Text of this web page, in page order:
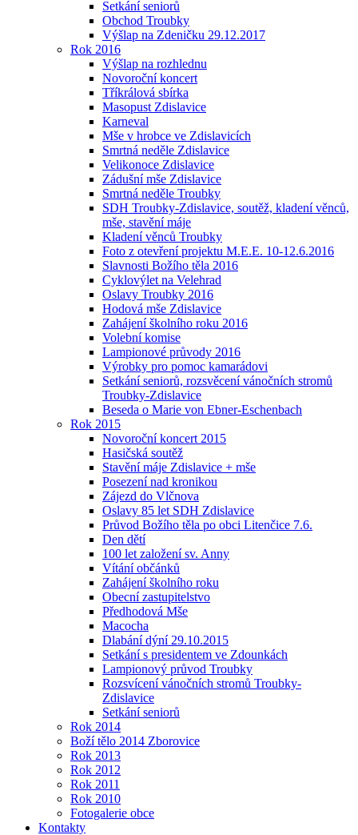
Setkání seniorů
Obchod Troubky
Výšlap na Zdeničku 29.12.2017
Rok 2016
Výšlap na rozhlednu
Novoroční koncert
Tříkrálová sbírka
Masopust Zdislavice
Karneval
Mše v hrobce ve Zdislavicích
Smrtná neděle Zdislavice
Velikonoce Zdislavice
Zádušní mše Zdislavice
Smrtná neděle Troubky
SDH Troubky-Zdislavice, soutěž, kladení věnců,
mše, stavění máje
Kladení věnců Troubky
Foto z otevření projektu M.E.E. 10-12.6.2016
Slavnosti Božího těla 2016
Cyklovýlet na Velehrad
Oslavy Troubky 2016
Hodová mše Zdislavice
Zahájení školního roku 2016
Volební komise
Lampionové průvody 2016
Výrobky pro pomoc kamarádovi
Setkání seniorů, rozsvěcení vánočních stromů
Troubky-Zdislavice
Beseda o Marie von Ebner-Eschenbach
Rok 2015
Novoroční koncert 2015
Hasičská soutěž
Stavění máje Zdislavice + mše
Posezení nad kronikou
Zájezd do Vlčnova
Oslavy 85 let SDH Zdislavice
Průvod Božího těla po obci Litenčice 7.6.
Den dětí
100 let založení sv. Anny
Vítání občánků
Zahájení školního roku
Obecní zastupitelstvo
Předhodová Mše
Macocha
Dlabání dýní 29.10.2015
Setkání s presidentem ve Zdounkách
Lampionový průvod Troubky
Rozsvícení vánočních stromů Troubky-
Zdislavice
Setkání seniorů
Rok 2014
Boží tělo 2014 Zborovice
Rok 2013
Rok 2012
Rok 2011
Rok 2010
Fotogalerie obce
Kontakty